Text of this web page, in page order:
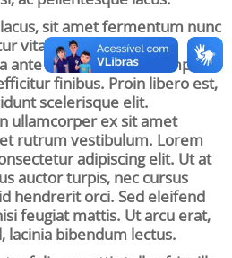
sit amet fermentum nunc
vitae odio efficitur
ante eu elementum tempor.
finibus. Proin libero est,
scelerisque elit.
ullamcorper ex sit amet
rutrum vestibulum. Lorem
adipiscing elit. Ut at
auctor turpis, nec cursus
hendrerit orci. Sed eleifend
feugiat mattis. Ut arcu erat,
lacinia bibendum lectus.